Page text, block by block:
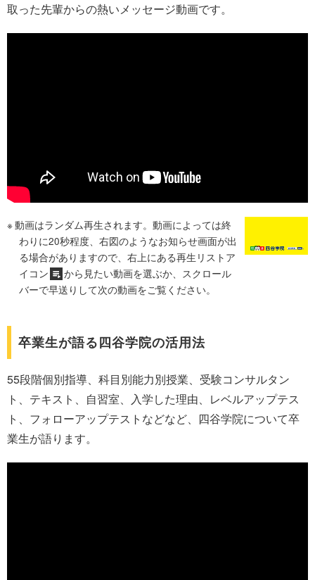
取った先輩からの熱いメッセージ動画です。
動画はランダム再生されます。動画によっては終
わりに20秒程度、右図のようなお知らせ画面が出
る場合がありますので、右上にある再生リストア
イコン
から見たい動画を選ぶか、スクロール
バーで早送りして次の動画をご覧ください。
卒業生が語る四谷学院の活用法
55段階個別指導、科目別能力別授業、受験コンサルタン
ト、テキスト、自習室、入学した理由、レベルアップテス
ト、フォローアップテストなどなど、四谷学院について卒
業生が語ります。